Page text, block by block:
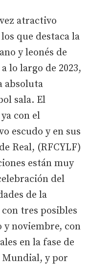
atractivo
que destaca la
y leonés de
lo largo de 2023,
absoluta
sala. El
con el
escudo y en sus
Real, (RFCYLF)
están muy
del
de la
tres posibles
y noviembre, con
en la fase de
y por